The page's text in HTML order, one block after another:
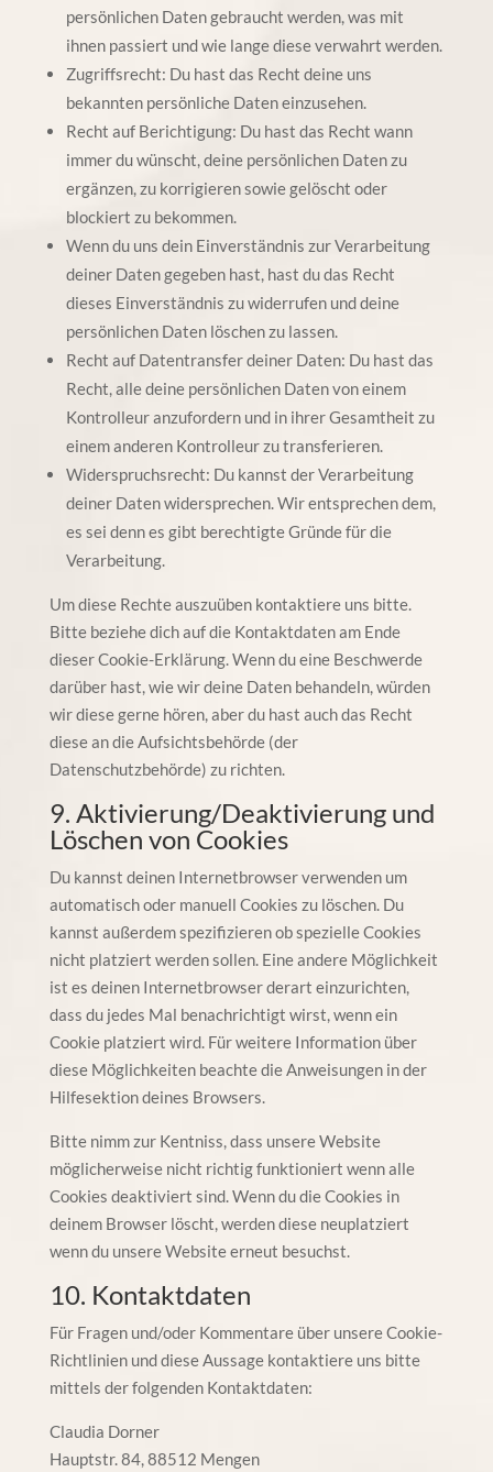
persönlichen Daten gebraucht werden, was mit
ihnen passiert und wie lange diese verwahrt werden.
Zugriffsrecht: Du hast das Recht deine uns
bekannten persönliche Daten einzusehen.
Recht auf Berichtigung: Du hast das Recht wann
immer du wünscht, deine persönlichen Daten zu
ergänzen, zu korrigieren sowie gelöscht oder
blockiert zu bekommen.
Wenn du uns dein Einverständnis zur Verarbeitung
deiner Daten gegeben hast, hast du das Recht
dieses Einverständnis zu widerrufen und deine
persönlichen Daten löschen zu lassen.
Recht auf Datentransfer deiner Daten: Du hast das
Recht, alle deine persönlichen Daten von einem
Kontrolleur anzufordern und in ihrer Gesamtheit zu
einem anderen Kontrolleur zu transferieren.
Widerspruchsrecht: Du kannst der Verarbeitung
deiner Daten widersprechen. Wir entsprechen dem,
es sei denn es gibt berechtigte Gründe für die
Verarbeitung.
Um diese Rechte auszuüben kontaktiere uns bitte.
Bitte beziehe dich auf die Kontaktdaten am Ende
dieser Cookie-Erklärung. Wenn du eine Beschwerde
darüber hast, wie wir deine Daten behandeln, würden
wir diese gerne hören, aber du hast auch das Recht
diese an die Aufsichtsbehörde (der
Datenschutzbehörde) zu richten.
9. Aktivierung/Deaktivierung und
Löschen von Cookies
Du kannst deinen Internetbrowser verwenden um
automatisch oder manuell Cookies zu löschen. Du
kannst außerdem spezifizieren ob spezielle Cookies
nicht platziert werden sollen. Eine andere Möglichkeit
ist es deinen Internetbrowser derart einzurichten,
dass du jedes Mal benachrichtigt wirst, wenn ein
Cookie platziert wird. Für weitere Information über
diese Möglichkeiten beachte die Anweisungen in der
Hilfesektion deines Browsers.
Bitte nimm zur Kentniss, dass unsere Website
möglicherweise nicht richtig funktioniert wenn alle
Cookies deaktiviert sind. Wenn du die Cookies in
deinem Browser löscht, werden diese neuplatziert
wenn du unsere Website erneut besuchst.
10. Kontaktdaten
Für Fragen und/oder Kommentare über unsere Cookie-
Richtlinien und diese Aussage kontaktiere uns bitte
mittels der folgenden Kontaktdaten:
Claudia Dorner
Hauptstr. 84, 88512 Mengen